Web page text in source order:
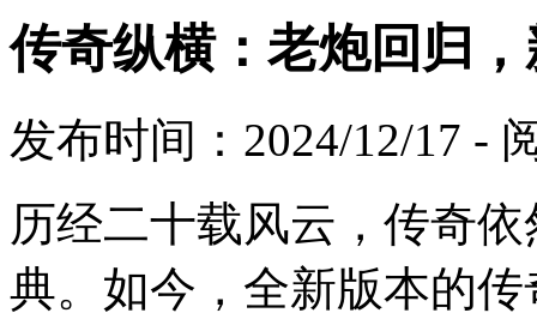
传奇纵横：老炮回归
发布时间：2024/12/17 -
历经二十载风云，传奇
典。如今，全新版本的